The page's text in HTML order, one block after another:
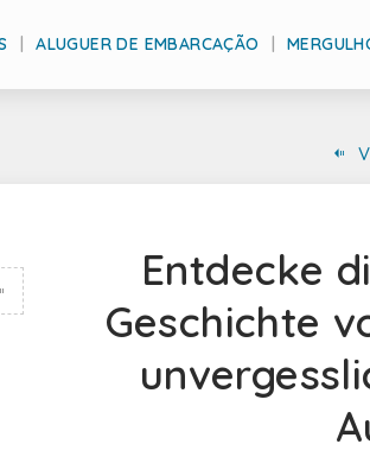
ALUGUER DE EMBARCAÇÃO
Entdecke
Geschichte